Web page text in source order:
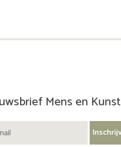
Mens en Kunst